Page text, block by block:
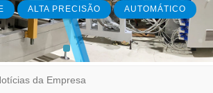
ALTA PRECISÃO AUTOMÁTICO
da Empresa